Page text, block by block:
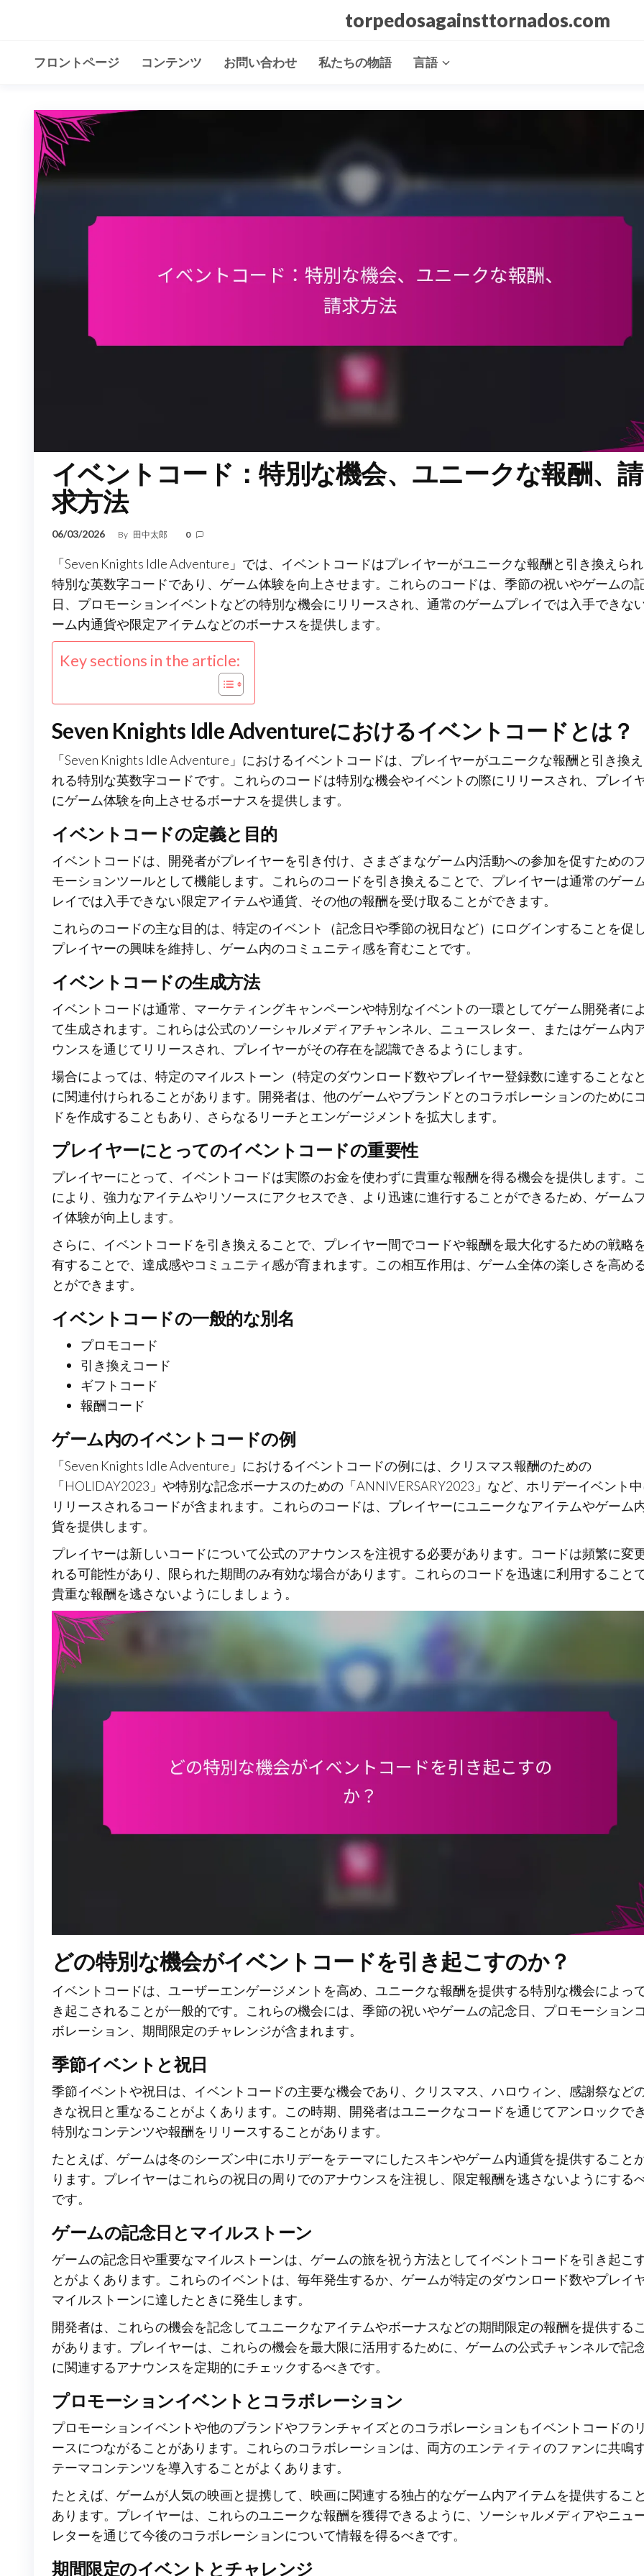
content
torpedosagainsttornados.com
フロントページ コンテンツ お問い合わせ 私たちの物語 言語
イベントコード：特別な機会、ユニークな報酬、請
求方法
06/03/2026 By 田中太郎 0
「Seven Knights Idle Adventure」では、イベントコードはプレイヤーがユニークな報酬と引き換えら
特別な英数字コードであり、ゲーム体験を向上させます。これらのコードは、季節の祝いやゲームの
日、プロモーションイベントなどの特別な機会にリリースされ、通常のゲームプレイでは入手できな
ーム内通貨や限定アイテムなどのボーナスを提供します。
Key sections in the article:
Seven Knights Idle Adventureにおけるイベントコードとは？
「Seven Knights Idle Adventure」におけるイベントコードは、プレイヤーがユニークな報酬と引き換
れる特別な英数字コードです。これらのコードは特別な機会やイベントの際にリリースされ、プレイ
にゲーム体験を向上させるボーナスを提供します。
イベントコードの定義と目的
イベントコードは、開発者がプレイヤーを引き付け、さまざまなゲーム内活動への参加を促すための
モーションツールとして機能します。これらのコードを引き換えることで、プレイヤーは通常のゲー
レイでは入手できない限定アイテムや通貨、その他の報酬を受け取ることができます。
これらのコードの主な目的は、特定のイベント（記念日や季節の祝日など）にログインすることを促し
プレイヤーの興味を維持し、ゲーム内のコミュニティ感を育むことです。
イベントコードの生成方法
イベントコードは通常、マーケティングキャンペーンや特別なイベントの一環としてゲーム開発者に
て生成されます。これらは公式のソーシャルメディアチャンネル、ニュースレター、またはゲーム内
ウンスを通じてリリースされ、プレイヤーがその存在を認識できるようにします。
場合によっては、特定のマイルストーン（特定のダウンロード数やプレイヤー登録数に達することなど
に関連付けられることがあります。開発者は、他のゲームやブランドとのコラボレーションのために
ドを作成することもあり、さらなるリーチとエンゲージメントを拡大します。
プレイヤーにとってのイベントコードの重要性
プレイヤーにとって、イベントコードは実際のお金を使わずに貴重な報酬を得る機会を提供します。
により、強力なアイテムやリソースにアクセスでき、より迅速に進行することができるため、ゲーム
イ体験が向上します。
さらに、イベントコードを引き換えることで、プレイヤー間でコードや報酬を最大化するための戦略
有することで、達成感やコミュニティ感が育まれます。この相互作用は、ゲーム全体の楽しさを高め
とができます。
イベントコードの一般的な別名
プロモコード
引き換えコード
ギフトコード
報酬コード
ゲーム内のイベントコードの例
「Seven Knights Idle Adventure」におけるイベントコードの例には、クリスマス報酬のための
「HOLIDAY2023」や特別な記念ボーナスのための「ANNIVERSARY2023」など、ホリデーイベント
リリースされるコードが含まれます。これらのコードは、プレイヤーにユニークなアイテムやゲーム
貨を提供します。
プレイヤーは新しいコードについて公式のアナウンスを注視する必要があります。コードは頻繁に変
れる可能性があり、限られた期間のみ有効な場合があります。これらのコードを迅速に利用することで
貴重な報酬を逃さないようにしましょう。
どの特別な機会がイベントコードを引き起こすのか？
イベントコードは、ユーザーエンゲージメントを高め、ユニークな報酬を提供する特別な機会によっ
き起こされることが一般的です。これらの機会には、季節の祝いやゲームの記念日、プロモーション
ボレーション、期間限定のチャレンジが含まれます。
季節イベントと祝日
季節イベントや祝日は、イベントコードの主要な機会であり、クリスマス、ハロウィン、感謝祭など
きな祝日と重なることがよくあります。この時期、開発者はユニークなコードを通じてアンロックで
特別なコンテンツや報酬をリリースすることがあります。
たとえば、ゲームは冬のシーズン中にホリデーをテーマにしたスキンやゲーム内通貨を提供すること
ります。プレイヤーはこれらの祝日の周りでのアナウンスを注視し、限定報酬を逃さないようにする
です。
ゲームの記念日とマイルストーン
ゲームの記念日や重要なマイルストーンは、ゲームの旅を祝う方法としてイベントコードを引き起こ
とがよくあります。これらのイベントは、毎年発生するか、ゲームが特定のダウンロード数やプレイ
マイルストーンに達したときに発生します。
開発者は、これらの機会を記念してユニークなアイテムやボーナスなどの期間限定の報酬を提供する
があります。プレイヤーは、これらの機会を最大限に活用するために、ゲームの公式チャンネルで記
に関連するアナウンスを定期的にチェックするべきです。
プロモーションイベントとコラボレーション
プロモーションイベントや他のブランドやフランチャイズとのコラボレーションもイベントコードの
ースにつながることがあります。これらのコラボレーションは、両方のエンティティのファンに共鳴
テーマコンテンツを導入することがよくあります。
たとえば、ゲームが人気の映画と提携して、映画に関連する独占的なゲーム内アイテムを提供するこ
あります。プレイヤーは、これらのユニークな報酬を獲得できるように、ソーシャルメディアやニュ
レターを通じて今後のコラボレーションについて情報を得るべきです。
期間限定のイベントとチャレンジ